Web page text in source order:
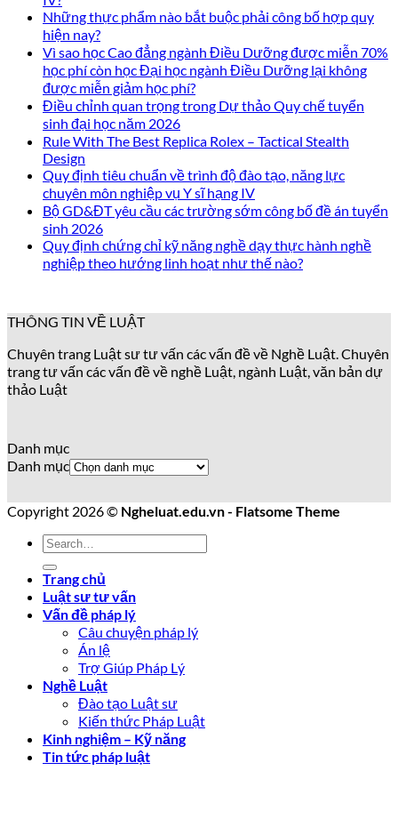
Những thực phẩm nào bắt buộc phải công bố hợp quy
hiện nay?
Vì sao học Cao đẳng ngành Điều Dưỡng được miễn 70%
học phí còn học Đại học ngành Điều Dưỡng lại không
được miễn giảm học phí?
Điều chỉnh quan trọng trong Dự thảo Quy chế tuyển
sinh đại học năm 2026
Rule With The Best Replica Rolex – Tactical Stealth
Design
Quy định tiêu chuẩn về trình độ đào tạo, năng lực
chuyên môn nghiệp vụ Y sĩ hạng IV
Bộ GD&ĐT yêu cầu các trường sớm công bố đề án tuyển
sinh 2026
Quy định chứng chỉ kỹ năng nghề dạy thực hành nghề
nghiệp theo hướng linh hoạt như thế nào?
THÔNG TIN VỀ LUẬT
Chuyên trang Luật sư tư vấn các vấn đề về Nghề Luật. Chuyên
trang tư vấn các vấn đề về nghề Luật, ngành Luật, văn bản dự
thảo Luật
Danh mục
Danh mục
Copyright 2026 © Ngheluat.edu.vn - Flatsome Theme
Trang chủ
Luật sư tư vấn
Vấn đề pháp lý
Câu chuyện pháp lý
Án lệ
Trợ Giúp Pháp Lý
Nghề Luật
Đào tạo Luật sư
Kiến thức Pháp Luật
Kinh nghiệm – Kỹ năng
Tin tức pháp luật